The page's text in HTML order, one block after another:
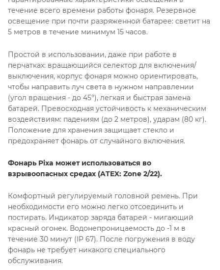
течение всего времени работы фонаря. Резервное
освещение при почти разряженной батарее: светит на
5 метров в течение минимум 15 часов.
Простой в использовании, даже при работе в
перчатках: вращающийся селектор для включения/
выключения, корпус фонаря можно ориентировать,
чтобы направить луч света в нужном направлении
(угол вращения - до 45°), легкая и быстрая замена
батарей. Превосходная устойчивость к механическим
воздействиям: падениям (до 2 метров), ударам (80 кг).
Положение для хранения защищает стекло и
предохраняет фонарь от случайного включения.
Фонарь Pixa может использоваться во
взрывоопасных средах (ATEX: Zone 2/22).
Комфортный регулируемый головной ремень. При
необходимости его можно легко отсоединить и
постирать. Индикатор заряда батарей - мигающий
красный огонек. Водонепроницаемость до -1 м в
течение 30 минут (IP 67). После погружения в воду
фонарь не требует никакого специального
обслуживания.